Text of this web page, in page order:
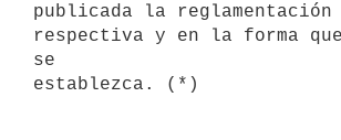
publicada la reglamentación
respectiva y en la forma
se